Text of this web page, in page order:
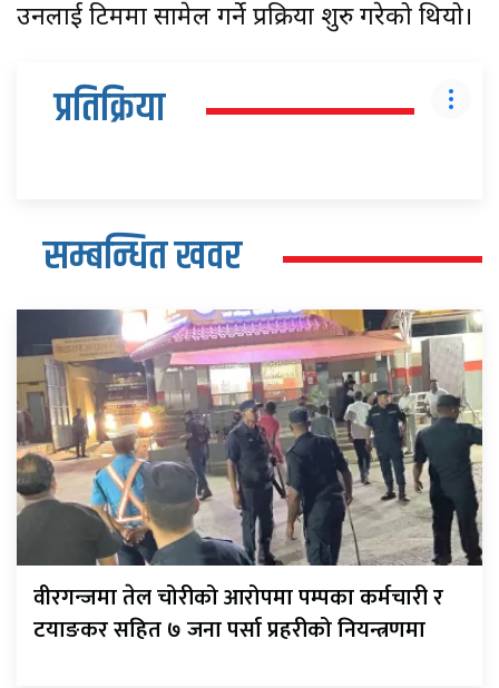
उनलाई टिममा सामेल गर्ने प्रक्रिया शुरु गरेको थियो।
प्रतिक्रिया
सम्बन्धित खवर
वीरगन्जमा तेल चोरीको आरोपमा पम्पका कर्मचारी र
टयाङकर सहित ७ जना पर्सा प्रहरीको नियन्त्रणमा